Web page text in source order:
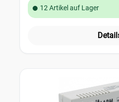
hochwertigen Gas-Sensor
sofort bei Gasaustritt, lange vor
erfolgt durch ein lautes
Stromversorgung: 12 V DC (-10% / +20%) 230
12 Artikel auf Lager